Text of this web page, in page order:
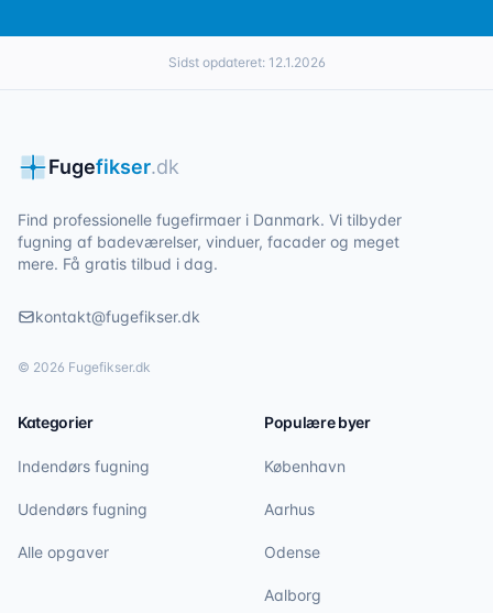
Sidst opdateret: 12.1.2026
Fugefikser.dk
Find professionelle fugefirmaer i Danmark. Vi tilbyder
fugning af badeværelser, vinduer, facader og meget
mere. Få gratis tilbud i dag.
kontakt@fugefikser.dk
© 2026 Fugefikser.dk
Kategorier
Indendørs fugning
Udendørs fugning
Alle opgaver
Populære byer
København
Aarhus
Odense
Aalborg